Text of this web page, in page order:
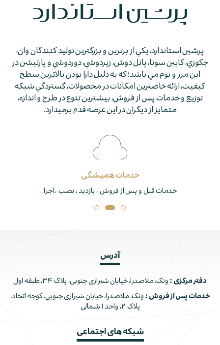
پرشين استاندارد، يكي از برترين و بزرگترين توليد كنندگان وان،
جكوزي، كابين سونا، پانل دوش، زيردوشي، دوردوشي و پارتيشن در
اين مرز و بوم مي باشد؛ كه به دليل دارا بودن بالاترين سطح
كيفيت، ارائه خاصترين امكانات در محصولات، گستردگي شبكه
توزيع و خدمات پس از فروش، بيشترين تنوع در طرح و اندازه،
متمايز از ديگران در اين عرصه قدم برمي­دارد.
خدمات همیشگی
خدمات قبل و پس از فروش ، بازدید ، نصب ، اجرا
آدرس
دفتر مرکزی : ونک، ملاصدرا، خیابان شیرازی جنوبی، پلاک ۳۴، طبقه اول
خدمات پس از فروش : ونک، ملاصدرا، خیابان شیرازی جنوبی، کوچه اتحاد،
پلاک ۲، واحد ۱ شمالی
شبکه های اجتماعی